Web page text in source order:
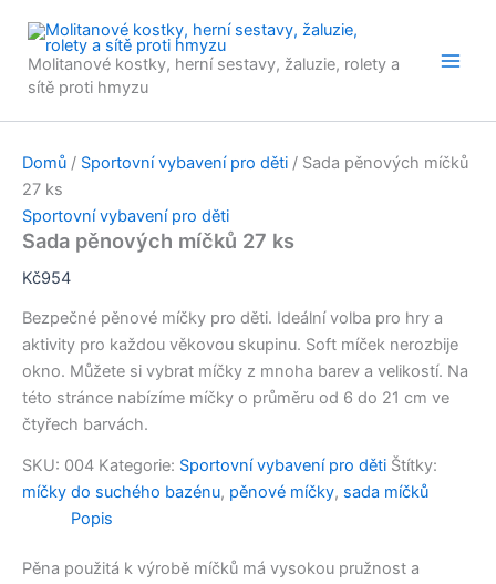
obsahMolitanové kostky, herní sestavy, žaluzie, rolety a
sítě proti hmyzu
Domů / Sportovní vybavení pro děti / Sada pěnových míčků
27 ks
Sportovní vybavení pro děti
Sada pěnových míčků 27 ks
Kč954
Bezpečné pěnové míčky pro děti. Ideální volba pro hry a
aktivity pro každou věkovou skupinu. Soft míček nerozbije
okno. Můžete si vybrat míčky z mnoha barev a velikostí. Na
této stránce nabízíme míčky o průměru od 6 do 21 cm ve
čtyřech barvách.
SKU: 004 Kategorie: Sportovní vybavení pro děti Štítky:
míčky do suchého bazénu, pěnové míčky, sada míčků
Popis
Pěna použitá k výrobě míčků má vysokou pružnost a